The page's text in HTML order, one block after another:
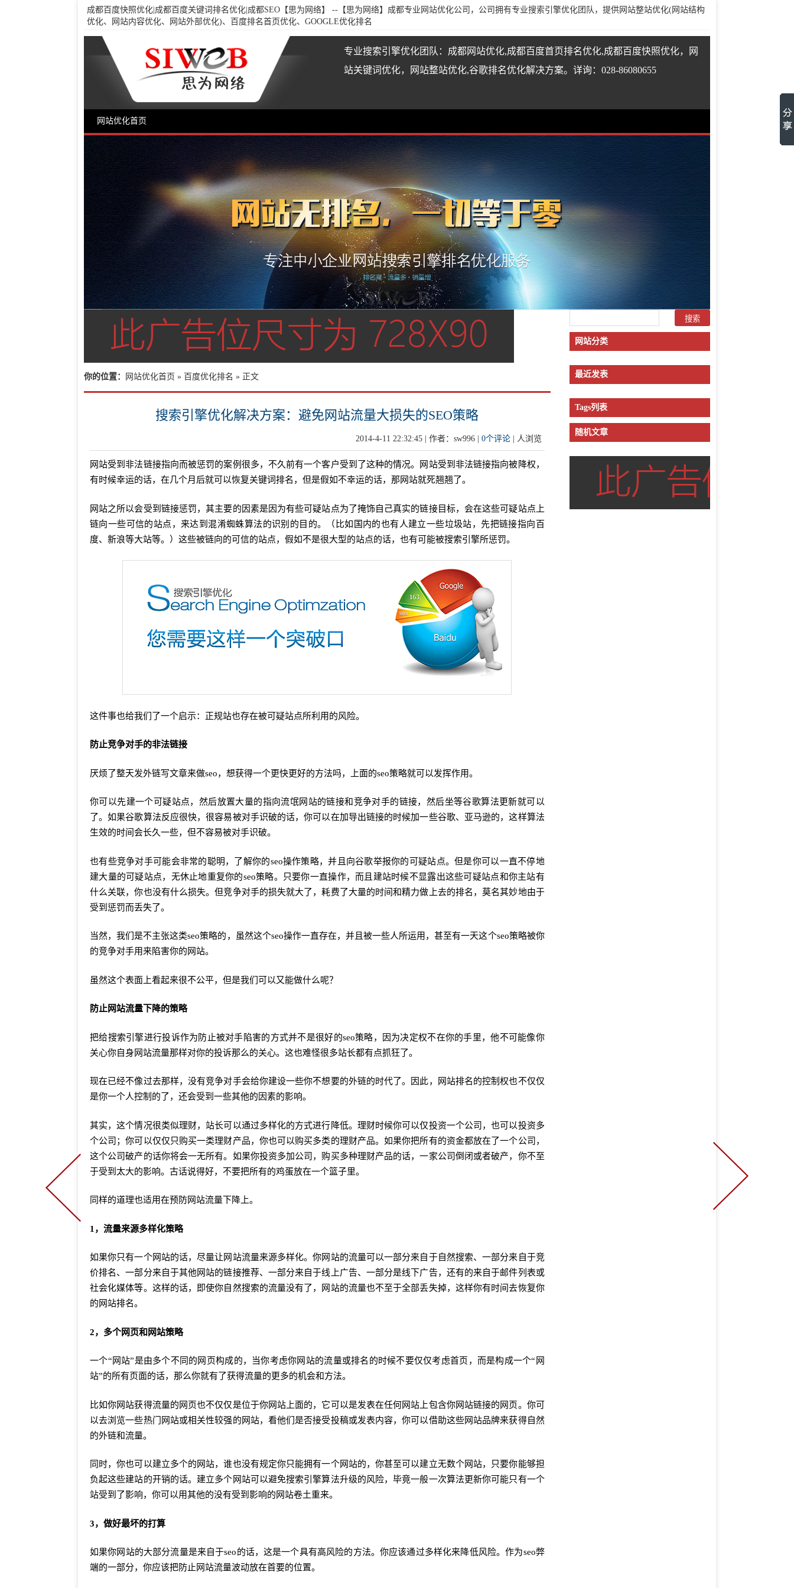
成都百度快照优化|成都百度关键词排名优化|成都SEO【思为网络】
--【思为网络】成都专业网站优化公司，公司拥有专业搜索引擎优化团队，提供网站整站优化(网站结构
优化、网站内容优化、网站外部优化)、百度排名首页优化、GOOGLE优化排名
专业搜索引擎优化团队：成都网站优化,成都百度首页排名优化,成都百度快照优化，网
站关键词优化，网站整站优化,谷歌排名优化解决方案。详询：028-86080655
网站优化首页
你的位置： 网站优化首页 » 百度优化排名 » 正文
搜索引擎优化解决方案：避免网站流量大损失的SEO策略
2014-4-11 22:32:45 | 作者：sw996 | 0个评论| 人浏览
网站受到非法链接指向而被惩罚的案例很多，不久前有一个客户受到了这种的情况。网站受到非法链接指向被降权，
有时候幸运的话，在几个月后就可以恢复关键词排名，但是假如不幸运的话，那网站就死翘翘了。
网站之所以会受到链接惩罚，其主要的因素是因为有些可疑站点为了掩饰自己真实的链接目标，会在这些可疑站点上
链向一些可信的站点，来达到混淆蜘蛛算法的识别的目的。（比如国内的也有人建立一些垃圾站，先把链接指向百
度、新浪等大站等。）这些被链向的可信的站点，假如不是很大型的站点的话，也有可能被搜索引擎所惩罚。
这件事也给我们了一个启示：正规站也存在被可疑站点所利用的风险。
防止竞争对手的非法链接
厌烦了整天发外链写文章来做seo，想获得一个更快更好的方法吗，上面的seo策略就可以发挥作用。
你可以先建一个可疑站点，然后放置大量的指向流氓网站的链接和竞争对手的链接，然后坐等谷歌算法更新就可以
了。如果谷歌算法反应很快，很容易被对手识破的话，你可以在加导出链接的时候加一些谷歌、亚马逊的，这样算法
生效的时间会长久一些，但不容易被对手识破。
也有些竞争对手可能会非常的聪明，了解你的seo操作策略，并且向谷歌举报你的可疑站点。但是你可以一直不停地
建大量的可疑站点，无休止地重复你的seo策略。只要你一直操作，而且建站时候不显露出这些可疑站点和你主站有
什么关联，你也没有什么损失。但竞争对手的损失就大了，耗费了大量的时间和精力做上去的排名，莫名其妙地由于
受到惩罚而丢失了。
当然，我们是不主张这类seo策略的，虽然这个seo操作一直存在，并且被一些人所运用，甚至有一天这个seo策略被你
的竞争对手用来陷害你的网站。
虽然这个表面上看起来很不公平，但是我们可以又能做什么呢？
防止网站流量下降的策略
把给搜索引擎进行投诉作为防止被对手陷害的方式并不是很好的seo策略，因为决定权不在你的手里，他不可能像你
关心你自身网站流量那样对你的投诉那么的关心。这也难怪很多站长都有点抓狂了。
现在已经不像过去那样，没有竞争对手会给你建设一些你不想要的外链的时代了。因此，网站排名的控制权也不仅仅
是你一个人控制的了，还会受到一些其他的因素的影响。
其实，这个情况很类似理财，站长可以通过多样化的方式进行降低。理财时候你可以仅投资一个公司，也可以投资多
个公司；你可以仅仅只购买一类理财产品，你也可以购买多类的理财产品。如果你把所有的资金都放在了一个公司，
这个公司破产的话你将会一无所有。如果你投资多加公司，购买多种理财产品的话，一家公司倒闭或者破产，你不至
于受到太大的影响。古话说得好，不要把所有的鸡蛋放在一个篮子里。
同样的道理也适用在预防网站流量下降上。
1，流量来源多样化策略
如果你只有一个网站的话，尽量让网站流量来源多样化。你网站的流量可以一部分来自于自然搜索、一部分来自于竞
价排名、一部分来自于其他网站的链接推荐、一部分来自于线上广告、一部分是线下广告，还有的来自于邮件列表或
社会化媒体等。这样的话，即使你自然搜索的流量没有了，网站的流量也不至于全部丢失掉，这样你有时间去恢复你
的网站排名。
2，多个网页和网站策略
一个“网站”是由多个不同的网页构成的，当你考虑你网站的流量或排名的时候不要仅仅考虑首页，而是构成一个“网
站”的所有页面的话，那么你就有了获得流量的更多的机会和方法。
比如你网站获得流量的网页也不仅仅是位于你网站上面的，它可以是发表在任何网站上包含你网站链接的网页。你可
以去浏览一些热门网站或相关性较强的网站，看他们是否接受投稿或发表内容，你可以借助这些网站品牌来获得自然
的外链和流量。
同时，你也可以建立多个的网站，谁也没有规定你只能拥有一个网站的，你甚至可以建立无数个网站，只要你能够担
负起这些建站的开销的话。建立多个网站可以避免搜索引擎算法升级的风险，毕竟一般一次算法更新你可能只有一个
站受到了影响，你可以用其他的没有受到影响的网站卷土重来。
3，做好最坏的打算
如果你网站的大部分流量是来自于seo的话，这是一个具有高风险的方法。你应该通过多样化来降低风险。作为seo弊
端的一部分，你应该把防止网站流量波动放在首要的位置。
网站分类
最近发表
Tags列表
随机文章